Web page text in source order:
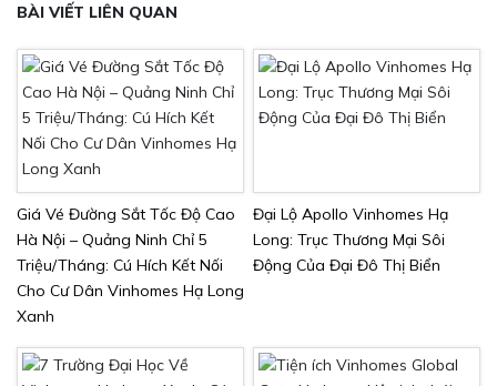
BÀI VIẾT LIÊN QUAN
Giá Vé Đường Sắt Tốc Độ Cao
Hà Nội – Quảng Ninh Chỉ 5
Triệu/Tháng: Cú Hích Kết Nối
Cho Cư Dân Vinhomes Hạ Long
Xanh
Đại Lộ Apollo Vinhomes Hạ
Long: Trục Thương Mại Sôi
Động Của Đại Đô Thị Biển